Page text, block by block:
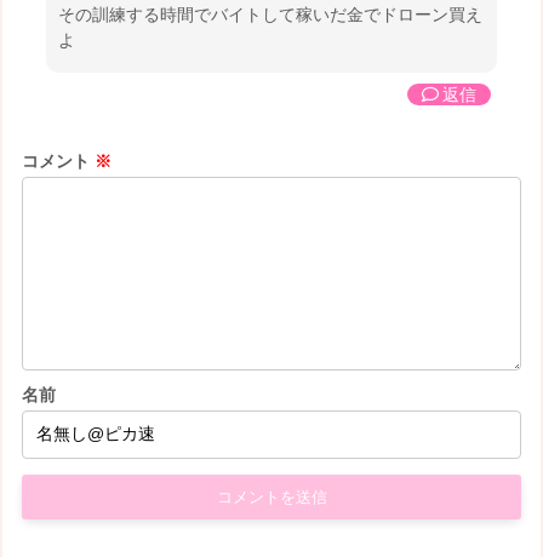
その訓練する時間でバイトして稼いだ金でドローン買え
よ
返信
コメント ※
名前